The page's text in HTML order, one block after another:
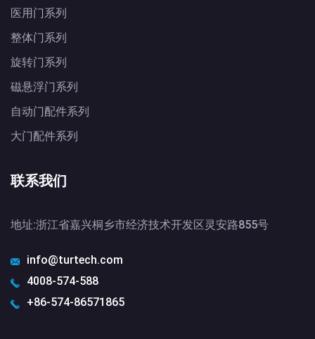
医用门系列
整体门系列
旋转门系列
磁悬浮门系列
自动门配件系列
大门配件系列
联系我们
地址:浙江省嘉兴桐乡市经济技术开发区灵安路855号
info@turtech.com
4008-574-588
+86-574-86571865